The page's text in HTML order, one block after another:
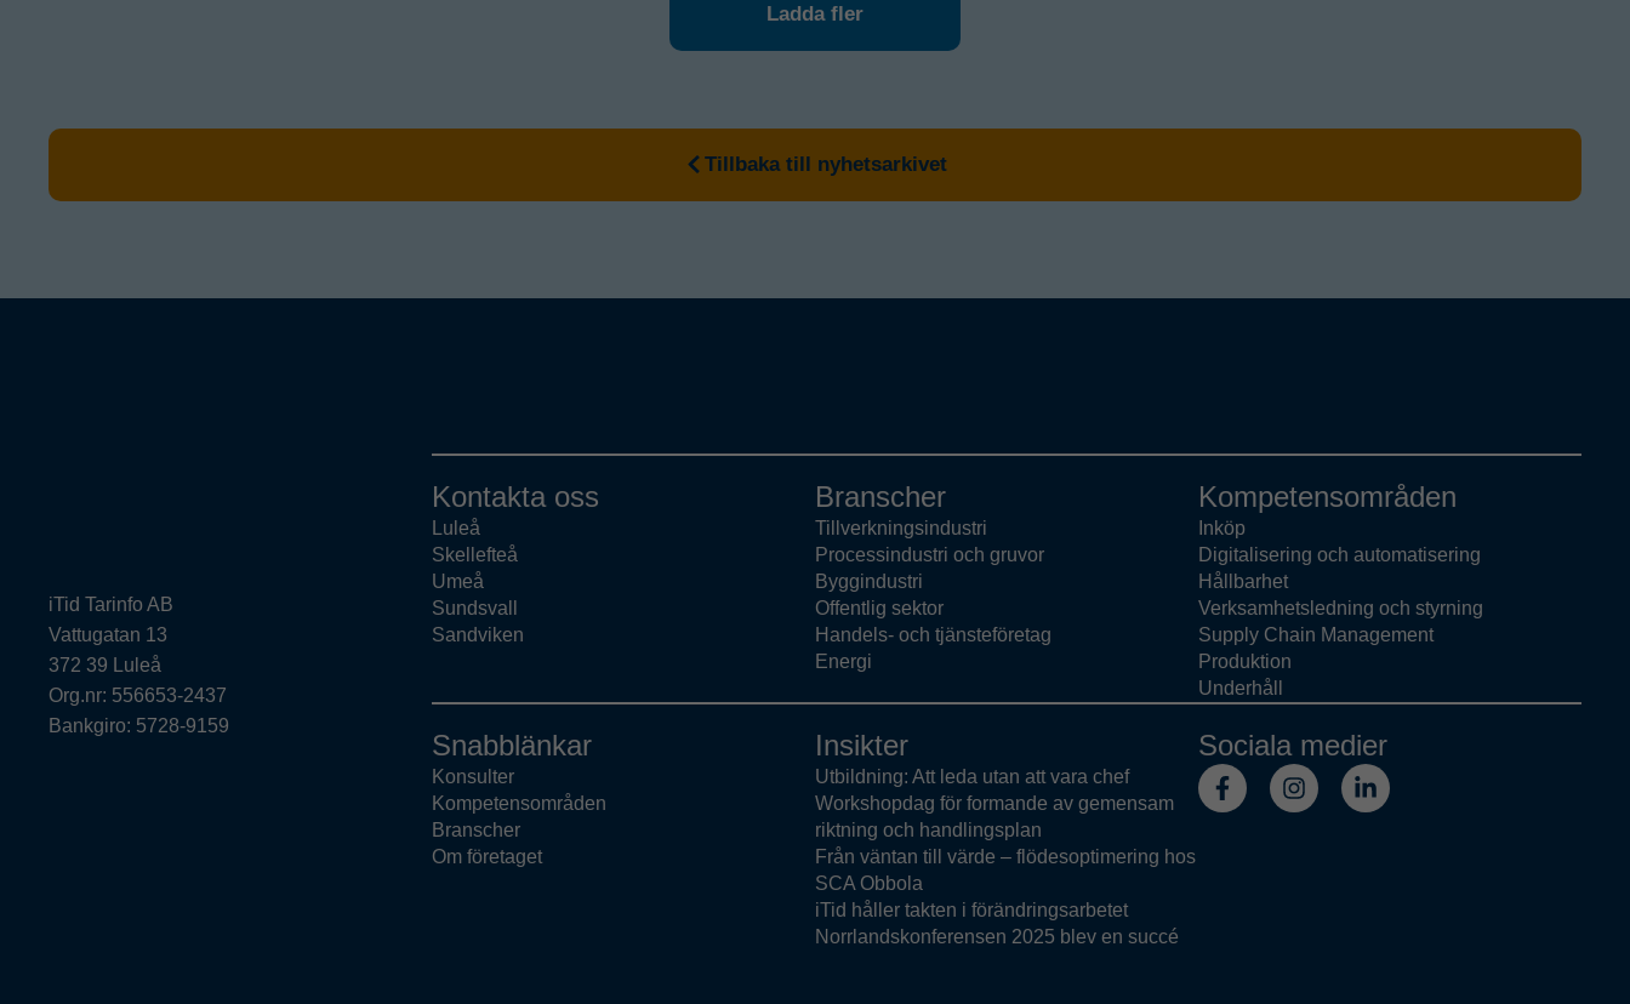
Ladda fler
Tillbaka till nyhetsarkivet
iTid Tarinfo AB
Vattugatan 13
372 39 Luleå
Org.nr: 556653-2437
Bankgiro: 5728-9159
Kontakta oss
Luleå
Skellefteå
Umeå
Sundsvall
Sandviken
Branscher
Tillverkningsindustri
Processindustri och gruvor
Byggindustri
Offentlig sektor
Handels- och tjänsteföretag
Energi
Kompetensområden
Inköp
Digitalisering och automatisering
Hållbarhet
Verksamhetsledning och styrning
Supply Chain Management
Produktion
Underhåll
Snabblänkar
Konsulter
Kompetensområden
Branscher
Om företaget
Insikter
Utbildning: Att leda utan att vara chef
Workshopdag för formande av gemensam
riktning och handlingsplan
Från väntan till värde – flödesoptimering hos
SCA Obbola
iTid håller takten i förändringsarbetet
Norrlandskonferensen 2025 blev en succé
Sociala medier